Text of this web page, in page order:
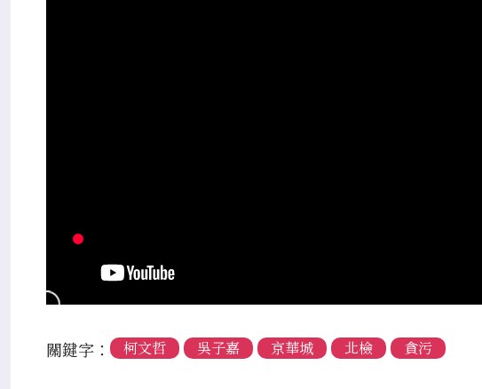
關鍵字： 柯文哲 吳子嘉 京華城 北檢 貪污